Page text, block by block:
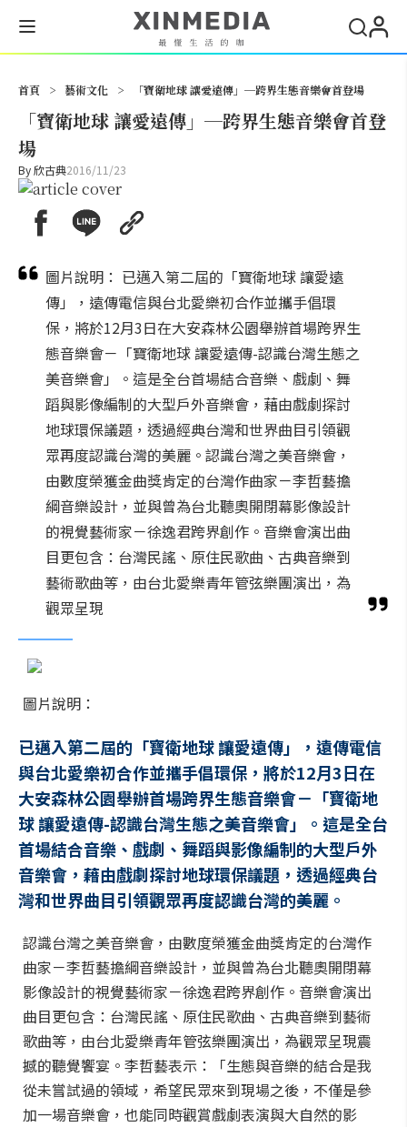
首頁 > 藝術文化 > 「寶衛地球 讓愛遠傳」─跨界生態音樂會首登場
「寶衛地球 讓愛遠傳」─跨界生態音樂會首登
場
By欣古典2016/11/23
圖片說明： 已邁入第二屆的「寶衛地球 讓愛遠
傳」，遠傳電信與台北愛樂初合作並攜手倡環
保，將於12月3日在大安森林公園舉辦首場跨界生
態音樂會－「寶衛地球 讓愛遠傳-認識台灣生態之
美音樂會」。這是全台首場結合音樂、戲劇、舞
蹈與影像編制的大型戶外音樂會，藉由戲劇探討
地球環保議題，透過經典台灣和世界曲目引領觀
眾再度認識台灣的美麗。認識台灣之美音樂會，
由數度榮獲金曲獎肯定的台灣作曲家－李哲藝擔
綱音樂設計，並與曾為台北聽奧開閉幕影像設計
的視覺藝術家－徐逸君跨界創作。音樂會演出曲
目更包含：台灣民謠、原住民歌曲、古典音樂到
藝術歌曲等，由台北愛樂青年管弦樂團演出，為
觀眾呈現
圖片說明：
已邁入第二屆的「寶衛地球 讓愛遠傳」，遠傳電信
與台北愛樂初合作並攜手倡環保，將於12月3日在
大安森林公園舉辦首場跨界生態音樂會－「寶衛地
球 讓愛遠傳-認識台灣生態之美音樂會」。這是全台
首場結合音樂、戲劇、舞蹈與影像編制的大型戶外
音樂會，藉由戲劇探討地球環保議題，透過經典台
灣和世界曲目引領觀眾再度認識台灣的美麗。
認識台灣之美音樂會，由數度榮獲金曲獎肯定的台灣作
曲家－李哲藝擔綱音樂設計，並與曾為台北聽奧開閉幕
影像設計的視覺藝術家－徐逸君跨界創作。音樂會演出
曲目更包含：台灣民謠、原住民歌曲、古典音樂到藝術
歌曲等，由台北愛樂青年管弦樂團演出，為觀眾呈現震
撼的聽覺饗宴。李哲藝表示：「生態與音樂的結合是我
從未嘗試過的領域，希望民眾來到現場之後，不僅是參
加一場音樂會，也能同時觀賞戲劇表演與大自然的影